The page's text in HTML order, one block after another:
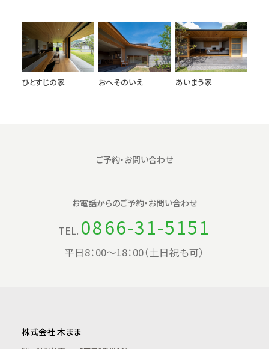
ひとすじの家 おへそのいえ あいまう家
ご予約・お問い合わせ
お電話からのご予約・お問い合わせ
TEL. 0866-31-5151
平日8：00〜18：00（土日祝も可）
株式会社 木まま